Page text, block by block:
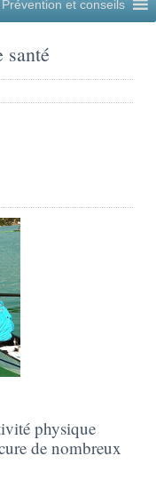
Prévention et conseils
santé
physique
de nombreux